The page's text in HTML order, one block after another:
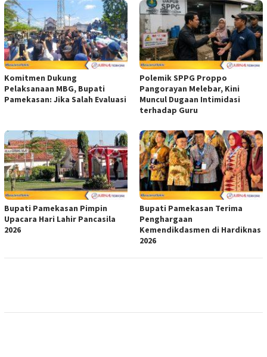
Komitmen Dukung
Pelaksanaan MBG, Bupati
Pamekasan: Jika Salah Evaluasi
Polemik SPPG Proppo
Pangorayan Melebar, Kini
Muncul Dugaan Intimidasi
terhadap Guru
Bupati Pamekasan Pimpin
Upacara Hari Lahir Pancasila
2026
Bupati Pamekasan Terima
Penghargaan
Kemendikdasmen di Hardiknas
2026